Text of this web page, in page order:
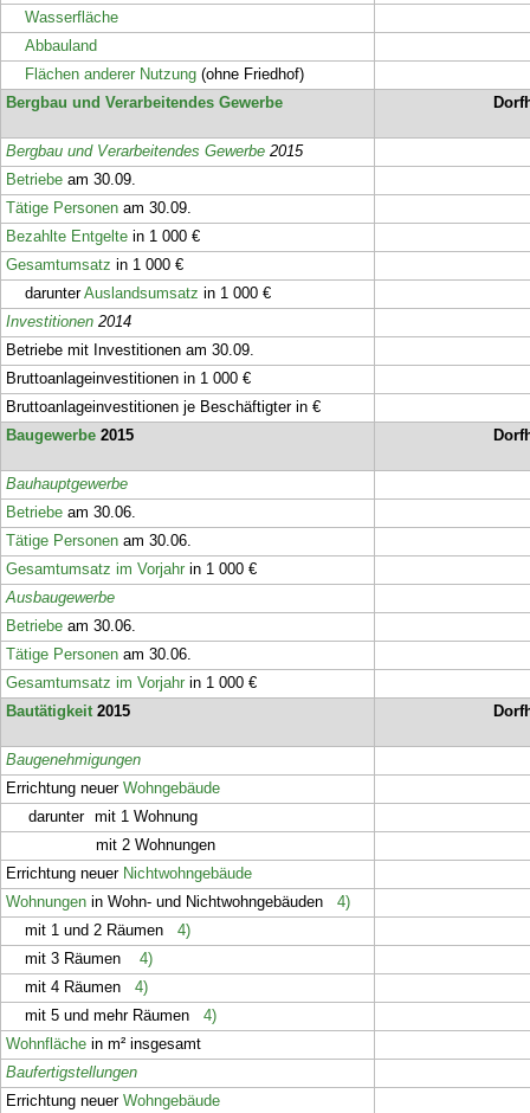
Wasserfläche
Abbauland
Flächen anderer Nutzung(ohne Friedhof)
Bergbau und Verarbeitendes Gewerbe
Bergbau und Verarbeitendes Gewerbe2015
Betriebeam 30.09.
Tätige Personenam 30.09.
Bezahlte Entgeltein 1 000 €
Gesamtumsatz in 1 000 €
darunterAuslandsumsatz in 1 000 €
Investitionen2014
Betriebe mit Investitionen am 30.09.
Bruttoanlageinvestitionen in 1 000 €
Bruttoanlageinvestitionen je Beschäftigter in €
Baugewerbe2015
Bauhauptgewerbe
Betriebeam 30.06.
Tätige Personenam 30.06.
Gesamtumsatz im Vorjahrin 1 000 €
Ausbaugewerbe
Betriebeam 30.06.
Tätige Personenam 30.06.
Gesamtumsatz im Vorjahrin 1 000 €
Bautätigkeit2015
Baugenehmigungen
Errichtung neuer Wohngebäude
darunter
mit 1 Wohnung
mit 2 Wohnungen
Errichtung neuer Nichtwohngebäude
Wohnungenin Wohn- und Nichtwohngebäuden 4)
mit 1 und 2 Räumen 4)
mit 3 Räumen 4)
mit 4 Räumen 4)
mit 5 und mehr Räumen 4)
Wohnflächein m² insgesamt
Baufertigstellungen
Errichtung neuer Wohngebäude